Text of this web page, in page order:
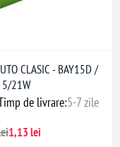
CLASIC - BAY15D /
21W
de livrare:5-7 zile
1,13 lei